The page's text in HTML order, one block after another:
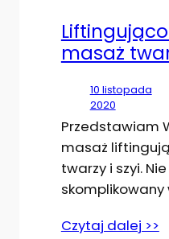
masaż
10 listopada
2020
Przedstawiam
masaż
twarzy i szyi.
skomplikowany
Czytaj dalej >>